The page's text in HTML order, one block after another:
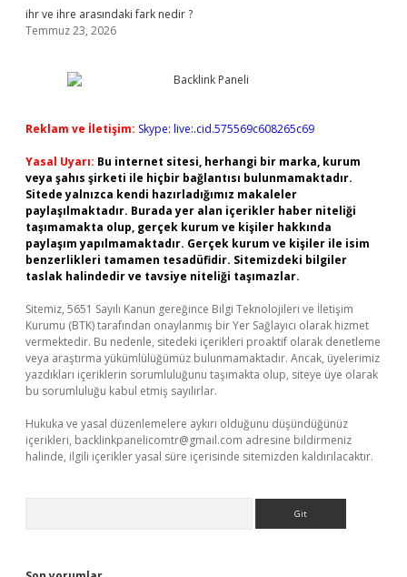
ihr ve ihre arasındaki fark nedir ?
Temmuz 23, 2026
Reklam ve İletişim: Skype: live:.cid.575569c608265c69
Yasal Uyarı: Bu internet sitesi, herhangi bir marka, kurum
veya şahıs şirketi ile hiçbir bağlantısı bulunmamaktadır.
Sitede yalnızca kendi hazırladığımız makaleler
paylaşılmaktadır. Burada yer alan içerikler haber niteliği
taşımamakta olup, gerçek kurum ve kişiler hakkında
paylaşım yapılmamaktadır. Gerçek kurum ve kişiler ile isim
benzerlikleri tamamen tesadüfidir. Sitemizdeki bilgiler
taslak halindedir ve tavsiye niteliği taşımazlar.
Sitemiz, 5651 Sayılı Kanun gereğince Bilgi Teknolojileri ve İletişim
Kurumu (BTK) tarafından onaylanmış bir Yer Sağlayıcı olarak hizmet
vermektedir. Bu nedenle, sitedeki içerikleri proaktif olarak denetleme
veya araştırma yükümlülüğümüz bulunmamaktadır. Ancak, üyelerimiz
yazdıkları içeriklerin sorumluluğunu taşımakta olup, siteye üye olarak
bu sorumluluğu kabul etmiş sayılırlar.
Hukuka ve yasal düzenlemelere aykırı olduğunu düşündüğünüz
içerikleri, backlinkpanelicomtr@gmail.com adresine bildirmeniz
halinde, ilgili içerikler yasal süre içerisinde sitemizden kaldırılacaktır.